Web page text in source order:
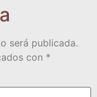
será publicada.
con *